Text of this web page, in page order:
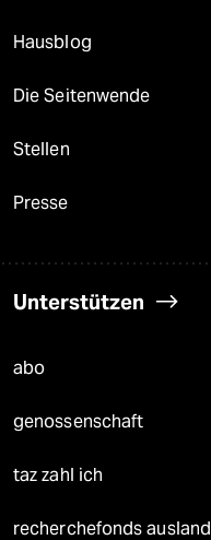
Hausblog
Die Seitenwende
Stellen
Presse
Unterstützen
abo
genossenschaft
taz zahl ich
recherchefonds ausland